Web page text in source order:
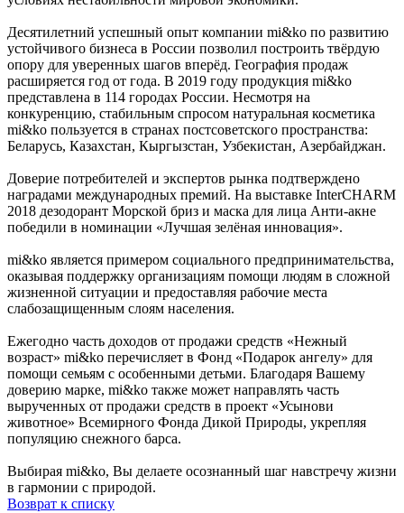
Десятилетний успешный опыт компании mi&ko по развитию
устойчивого бизнеса в России позволил построить твёрдую
опору для уверенных шагов вперёд. География продаж
расширяется год от года. В 2019 году продукция mi&ko
представлена в 114 городах России. Несмотря на
конкуренцию, стабильным спросом натуральная косметика
mi&ko пользуется в странах постсоветского пространства:
Беларусь, Казахстан, Кыргызстан, Узбекистан, Азербайджан.
Доверие потребителей и экспертов рынка подтверждено
наградами международных премий. На выставке InterCHARM
2018 дезодорант Морской бриз и маска для лица Анти-акне
победили в номинации «Лучшая зелёная инновация».
mi&ko является примером социального предпринимательства,
оказывая поддержку организациям помощи людям в сложной
жизненной ситуации и предоставляя рабочие места
слабозащищенным слоям населения.
Ежегодно часть доходов от продажи средств «Нежный
возраст» mi&ko перечисляет в Фонд «Подарок ангелу» для
помощи семьям с особенными детьми. Благодаря Вашему
доверию марке, mi&ko также может направлять часть
вырученных от продажи средств в проект «Усынови
животное» Всемирного Фонда Дикой Природы, укрепляя
популяцию снежного барса.
Выбирая mi&ko, Вы делаете осознанный шаг навстречу жизни
в гармонии с природой.
Возврат к списку